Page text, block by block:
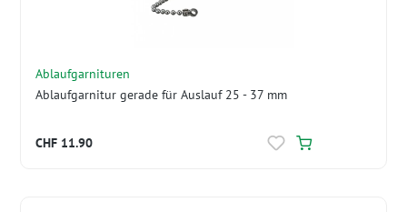
Ablaufgarnituren
Ablaufgarnitur gerade für Auslauf 25 - 37 mm
CHF 11.90